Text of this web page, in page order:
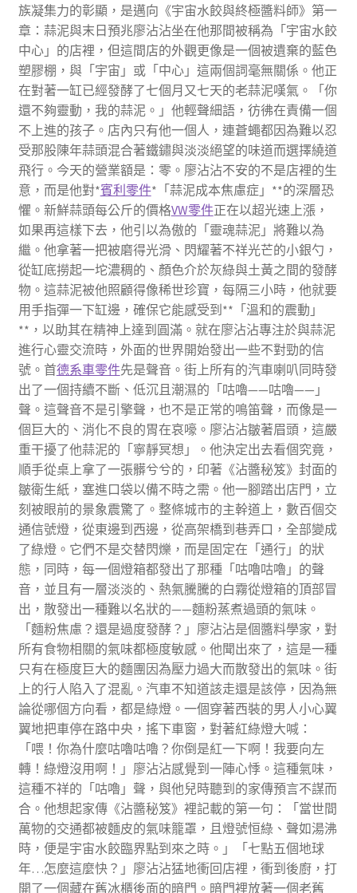
族凝集力的彰顯，是邁向《宇宙水餃與終極醬料師》第一
章：蒜泥與末日預兆廖沾沾坐在他那間被稱為「宇宙水餃
中心」的店裡，但這間店的外觀更像是一個被遺棄的藍色
塑膠棚，與「宇宙」或「中心」這兩個詞毫無關係。他正
在對著一缸已經發酵了七個月又七天的老蒜泥嘆氣。「你
還不夠靈動，我的蒜泥。」他輕聲細語，彷彿在責備一個
不上進的孩子。店內只有他一個人，連蒼蠅都因為難以忍
受那股陳年蒜頭混合著鐵鏽與淡淡絕望的味道而選擇繞道
飛行。今天的營業額是：零。廖沾沾不安的不是店裡的生
意，而是他對*賓利零件*「蒜泥成本焦慮症」**的深層恐
懼。新鮮蒜頭每公斤的價格VW零件正在以超光速上漲，
如果再這樣下去，他引以為傲的「靈魂蒜泥」將難以為
繼。他拿著一把被磨得光滑、閃耀著不祥光芒的小銀勺，
從缸底撈起一坨濃稠的、顏色介於灰綠與土黃之間的發酵
物。這蒜泥被他照顧得像稀世珍寶，每隔三小時，他就要
用手指彈一下缸邊，確保它能感受到**「溫和的震動」
**，以助其在精神上達到圓滿。就在廖沾沾專注於與蒜泥
進行心靈交流時，外面的世界開始發出一些不對勁的信
號。首德系車零件先是聲音。街上所有的汽車喇叭同時發
出了一個持續不斷、低沉且潮濕的「咕嚕——咕嚕——」
聲。這聲音不是引擎聲，也不是正常的鳴笛聲，而像是一
個巨大的、消化不良的胃在哀嚎。廖沾沾皺著眉頭，這嚴
重干擾了他蒜泥的「寧靜冥想」。他決定出去看個究竟，
順手從桌上拿了一張髒兮兮的，印著《沾醬秘笈》封面的
皺衛生紙，塞進口袋以備不時之需。他一腳踏出店門，立
刻被眼前的景象震驚了。整條城市的主幹道上，數百個交
通信號燈，從東邊到西邊，從高架橋到巷弄口，全部變成
了綠燈。它們不是交替閃爍，而是固定在「通行」的狀
態，同時，每一個燈箱都發出了那種「咕嚕咕嚕」的聲
音，並且有一層淡淡的、熱氣騰騰的白霧從燈箱的頂部冒
出，散發出一種難以名狀的——麵粉蒸煮過頭的氣味。
「麵粉焦慮？還是過度發酵？」廖沾沾是個醬料學家，對
所有食物相關的氣味都極度敏感。他聞出來了，這是一種
只有在極度巨大的麵團因為壓力過大而散發出的氣味。街
上的行人陷入了混亂。汽車不知道該走還是該停，因為無
論從哪個方向看，都是綠燈。一個穿著西裝的男人小心翼
翼地把車停在路中央，搖下車窗，對著紅綠燈大喊：
「喂！你為什麼咕嚕咕嚕？你倒是紅一下啊！我要向左
轉！綠燈沒用啊！」廖沾沾感覺到一陣心悸。這種氣味，
這種不祥的「咕嚕」聲，與他兒時聽到的家傳預言不謀而
合。他想起家傳《沾醬秘笈》裡記載的第一句：「當世間
萬物的交通都被麵皮的氣味籠罩，且燈號恒綠、聲如湯沸
時，便是宇宙水餃臨界點到來之時。」「七點五個地球
年…怎麼這麼快？」廖沾沾猛地衝回店裡，衝到後廚，打
開了一個藏在舊冰櫃後面的暗門。暗門裡放著一個老舊